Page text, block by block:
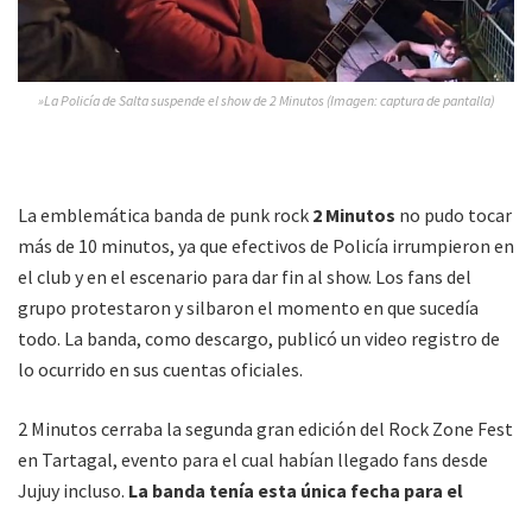
»La Policía de Salta suspende el show de 2 Minutos (Imagen: captura de pantalla)
La emblemática banda de punk rock 2 Minutos no pudo tocar
más de 10 minutos, ya que efectivos de Policía irrumpieron en
el club y en el escenario para dar fin al show. Los fans del
grupo protestaron y silbaron el momento en que sucedía
todo. La banda, como descargo, publicó un video registro de
lo ocurrido en sus cuentas oficiales.
2 Minutos cerraba la segunda gran edición del Rock Zone Fest
en Tartagal, evento para el cual habían llegado fans desde
Jujuy incluso. La banda tenía esta única fecha para el